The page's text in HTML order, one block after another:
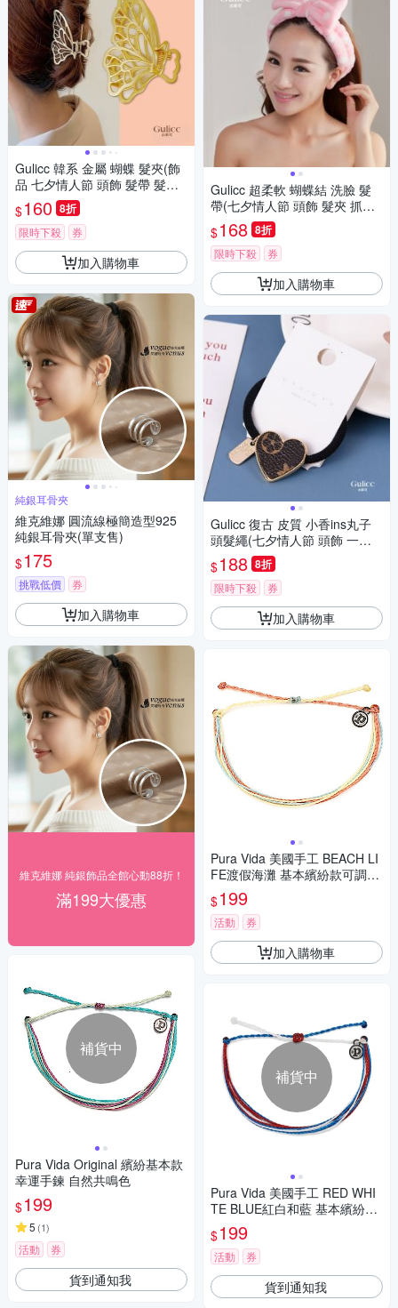
Gulicc 韓系 金屬 蝴蝶 髮夾(飾
品 七夕情人節 頭飾 髮帶 髮箍
生日禮物 主題穿搭 約會 )
$160 8折
限時下殺 券
加入購物車
純銀耳骨夾
維克維娜 圓流線極簡造型925
純銀耳骨夾(單支售)
$175
挑戰低價 券
加入購物車
維克維娜 純銀飾品全館心動88折！
滿199大優惠
補貨中
Pura Vida Original 繽紛基本款
幸運手鍊 自然共鳴色
$199
5 (1)
活動 券
貨到通知我
Gulicc 超柔軟 蝴蝶結 洗臉 髮
帶(七夕情人節 頭飾 髮夾 抓夾
髮圈 韓國 生日禮物 )
$168 8折
限時下殺 券
加入購物車
Gulicc 復古 皮質 小香ins丸子
頭髮繩(七夕情人節 頭飾 一字
夾 瀏海夾 側邊夾 聖誕 禮物 主
題穿搭)
$188 8折
限時下殺 券
加入購物車
Pura Vida 美國手工 BEACH LI
FE渡假海灘 基本繽紛款可調式
手鍊
$199
活動 券
加入購物車
補貨中
Pura Vida 美國手工 RED WHI
TE BLUE紅白和藍 基本繽紛款
可調式手鍊
$199
活動 券
貨到通知我